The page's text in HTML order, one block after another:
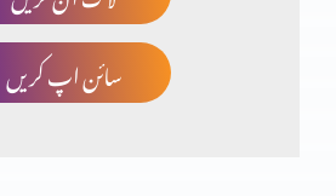
تثلیث (حصہ 2)
سائن اپ کریں